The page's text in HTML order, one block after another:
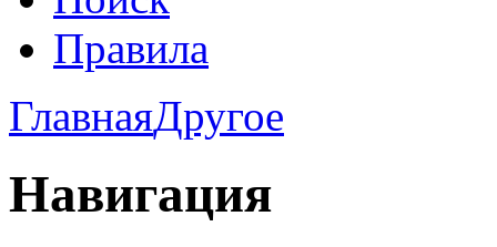
Правила
ГлавнаяДругое
Навигация